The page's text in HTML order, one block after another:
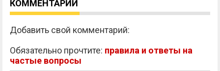
КОММЕНТАРИИ
Добавить свой комментарий:
Обязательно прочтите: правила и ответы на
частые вопросы